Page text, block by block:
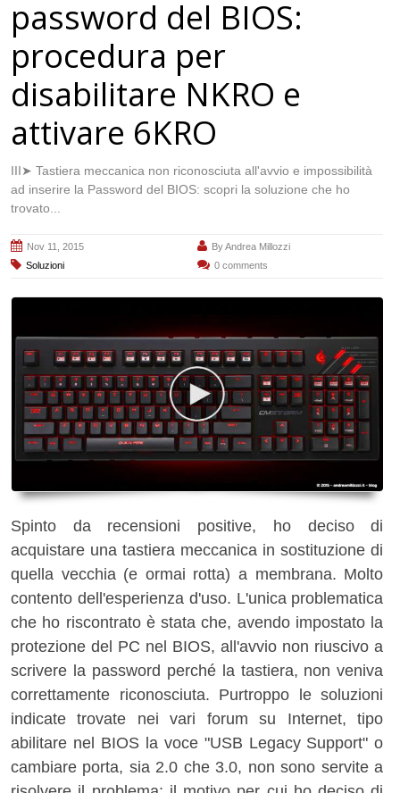
password del BIOS:
procedura per
disabilitare NKRO e
attivare 6KRO
III➤ Tastiera meccanica non riconosciuta all'avvio e impossibilità
ad inserire la Password del BIOS: scopri la soluzione che ho
trovato...
Nov 11, 2015 ByAndrea Millozzi
Soluzioni
0 comments
Spinto da recensioni positive, ho deciso di
acquistare una tastiera meccanica in sostituzione di
quella vecchia (e ormai rotta) a membrana. Molto
contento dell'esperienza d'uso. L'unica problematica
che ho riscontrato è stata che, avendo impostato la
protezione del PC nel BIOS, all'avvio non riuscivo a
scrivere la password perché la tastiera, non veniva
correttamente riconosciuta. Purtroppo le soluzioni
indicate trovate nei vari forum su Internet, tipo
abilitare nel BIOS la voce "USB Legacy Support" o
cambiare porta, sia 2.0 che 3.0, non sono servite a